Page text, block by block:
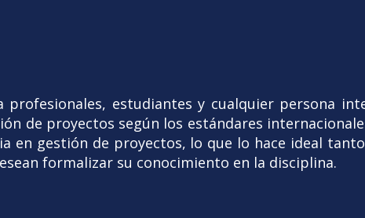
profesionales, estudiantes y cualquier persona
de proyectos según los estándares
en gestión de proyectos, lo que lo hace ideal
formalizar su conocimiento en la disciplina.